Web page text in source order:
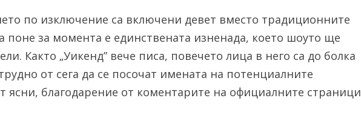
по изключение са включени девет вместо традиционните
поне за момента е единствената изненада, което шоуто ще
Както „Уикенд” вече писа, повечето лица в него са до болка
от сега да се посочат имената на потенциалните
ясни, благодарение от коментарите на официалните страници